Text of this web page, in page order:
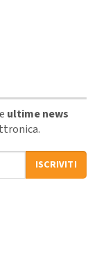
ultime news
ISCRIVITI